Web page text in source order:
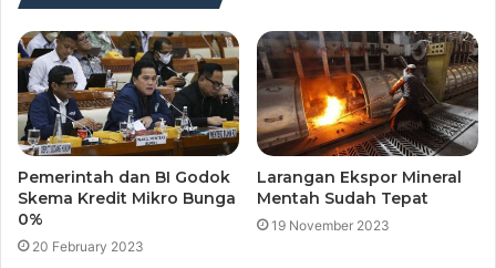
Pemerintah dan BI Godok
Skema Kredit Mikro Bunga
0%
20 February 2023
Larangan Ekspor Mineral
Mentah Sudah Tepat
19 November 2023